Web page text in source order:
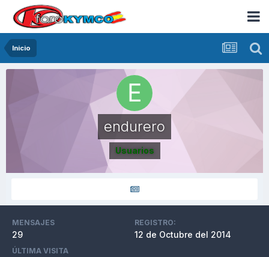
Inicio
endurero
Usuarios
MENSAJES
29
REGISTRO:
12 de Octubre del 2014
ÚLTIMA VISITA